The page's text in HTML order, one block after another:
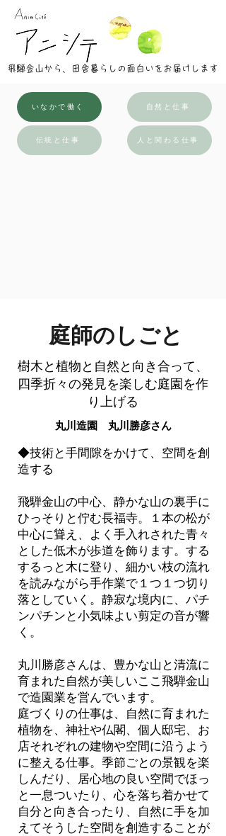
​飛騨金山から、田舎暮らしの面白いをお届けします
いなかで働く
伝統と仕事
自然と仕事
人と関わる仕事
庭師のしごと
樹木と植物と自然と向き合って、
四季折々の発見を楽しむ庭園を作
り上げる
丸川造園 丸川勝彦さん
◆技術と手間隙をかけて、空間を創
造する
飛騨金山の中心、静かな山の裏手に
ひっそりと佇む長福寺。１本の松が
中心に聳え、よく手入れされた青々
とした低木が歩道を飾ります。する
するっと木に登り、細かい枝の流れ
を読みながら手作業で１つ１つ切り
落としていく。静寂な境内に、パチ
ンパチンと小気味よい剪定の音が響
く。
丸川勝彦さんは、豊かな山と清流に
育まれた自然が美しいここ飛騨金山
で造園業を営んでいます。
庭づくりの仕事は、自然に育まれた
植物を、神社や仏閣、個人邸宅、お
店それぞれの建物や空間に沿うよう
に整える仕事。季節ごとの景観を楽
しんだり、居心地の良い空間でほっ
と一息ついたり、心を落ち着かせて
自分と向き合ったり、自然に手を加
えてそうした空間を創造することが